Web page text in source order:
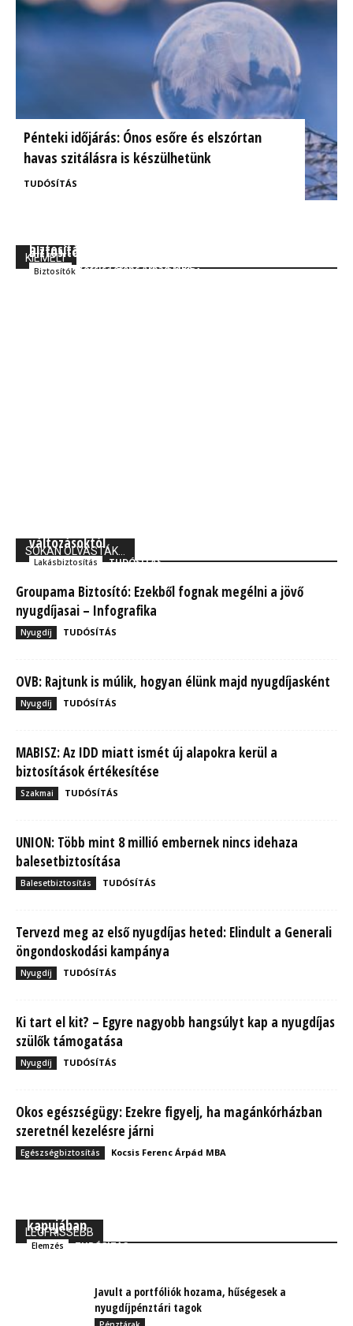
Pénteki időjárás: Ónos esőre és elszórtan
havas szitálásra is készülhetünk
TUDÓSÍTÁS
KIEMELT
biztosítás jövője!
Szakmai Kocsis Ferenc Árpád MBA
Biztosítónál
Biztosítók Kocsis Ferenc Árpád MBA
SOKAN OLVASTÁK...
változásoktól
Lakásbiztosítás TUDÓSÍTÁS
Groupama Biztosító: Ezekből fognak megélni a jövő
nyugdíjasai – Infografika
Nyugdíj TUDÓSÍTÁS
OVB: Rajtunk is múlik, hogyan élünk majd nyugdíjasként
Nyugdíj TUDÓSÍTÁS
MABISZ: Az IDD miatt ismét új alapokra kerül a
biztosítások értékesítése
Szakmai TUDÓSÍTÁS
UNION: Több mint 8 millió embernek nincs idehaza
balesetbiztosítása
Balesetbiztosítás TUDÓSÍTÁS
Tervezd meg az első nyugdíjas heted: Elindult a Generali
öngondoskodási kampánya
Nyugdíj TUDÓSÍTÁS
Ki tart el kit? – Egyre nagyobb hangsúlyt kap a nyugdíjas
szülők támogatása
Nyugdíj TUDÓSÍTÁS
Okos egészségügy: Ezekre figyelj, ha magánkórházban
szeretnél kezelésre járni
Egészségbiztosítás Kocsis Ferenc Árpád MBA
LEGFRISSEBB
kapujában
Elemzés TUDÓSÍTÁS
Javult a portfóliók hozama, hűségesek a
nyugdíjpénztári tagok